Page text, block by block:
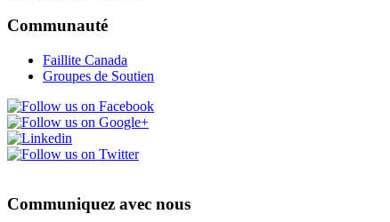
Communauté
Faillite Canada
Groupes de Soutien
Communiquez avec nous